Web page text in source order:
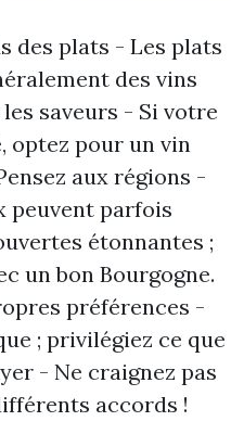
des plats - Les plats
des vins
saveurs - Si votre
optez pour un vin
aux régions -
peuvent parfois
étonnantes ;
un bon Bourgogne.
préférences -
; privilégiez ce que
- Ne craignez pas
accords !